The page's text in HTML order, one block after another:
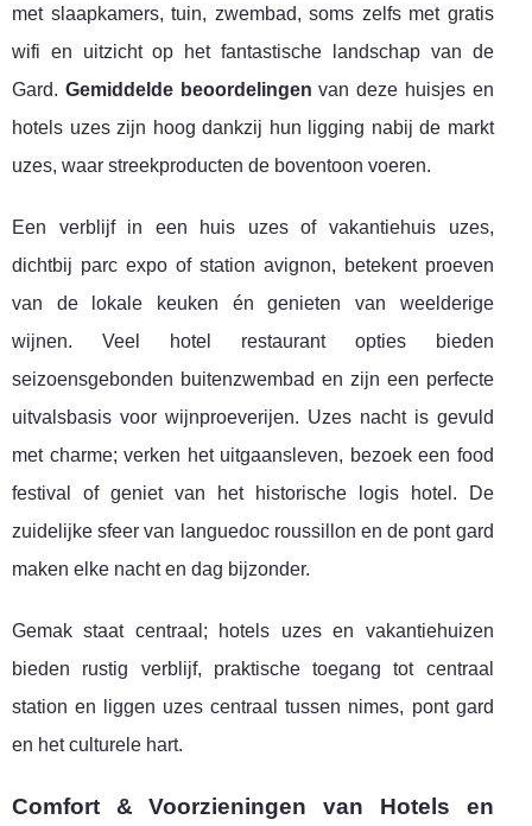
met slaapkamers, tuin, zwembad, soms zelfs met gratis
wifi en uitzicht op het fantastische landschap van de
Gard. Gemiddelde beoordelingen van deze huisjes en
hotels uzes zijn hoog dankzij hun ligging nabij de markt
uzes, waar streekproducten de boventoon voeren.
Een verblijf in een huis uzes of vakantiehuis uzes,
dichtbij parc expo of station avignon, betekent proeven
van de lokale keuken én genieten van weelderige
wijnen. Veel hotel restaurant opties bieden
seizoensgebonden buitenzwembad en zijn een perfecte
uitvalsbasis voor wijnproeverijen. Uzes nacht is gevuld
met charme; verken het uitgaansleven, bezoek een food
festival of geniet van het historische logis hotel. De
zuidelijke sfeer van languedoc roussillon en de pont gard
maken elke nacht en dag bijzonder.
Gemak staat centraal; hotels uzes en vakantiehuizen
bieden rustig verblijf, praktische toegang tot centraal
station en liggen uzes centraal tussen nimes, pont gard
en het culturele hart.
Comfort & Voorzieningen van Hotels en